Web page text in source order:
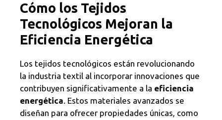
Cómo los Tejidos
Tecnológicos Mejoran la
Eficiencia Energética
Los tejidos tecnológicos están revolucionando
la industria textil al incorporar innovaciones que
contribuyen significativamente a la eficiencia
energética. Estos materiales avanzados se
diseñan para ofrecer propiedades únicas, como